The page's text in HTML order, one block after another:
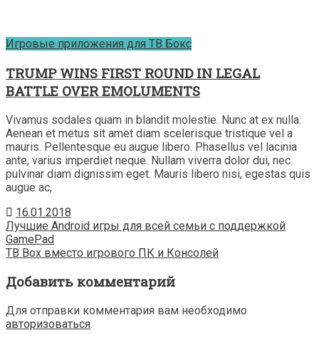
Игровые приложения для ТВ Бокс
TRUMP WINS FIRST ROUND IN LEGAL
BATTLE OVER EMOLUMENTS
Vivamus sodales quam in blandit molestie. Nunc at ex nulla.
Aenean et metus sit amet diam scelerisque tristique vel a
mauris. Pellentesque eu augue libero. Phasellus vel lacinia
ante, varius imperdiet neque. Nullam viverra dolor dui, nec
pulvinar diam dignissim eget. Mauris libero nisi, egestas quis
augue ac,
16.01.2018
Навигация
по
записям
Лучшие Android игры для всей семьи с поддержкой
GamePad
TB Box вместо игрового ПК и Консолей
Добавить комментарий
Для отправки комментария вам необходимо
авторизоваться.